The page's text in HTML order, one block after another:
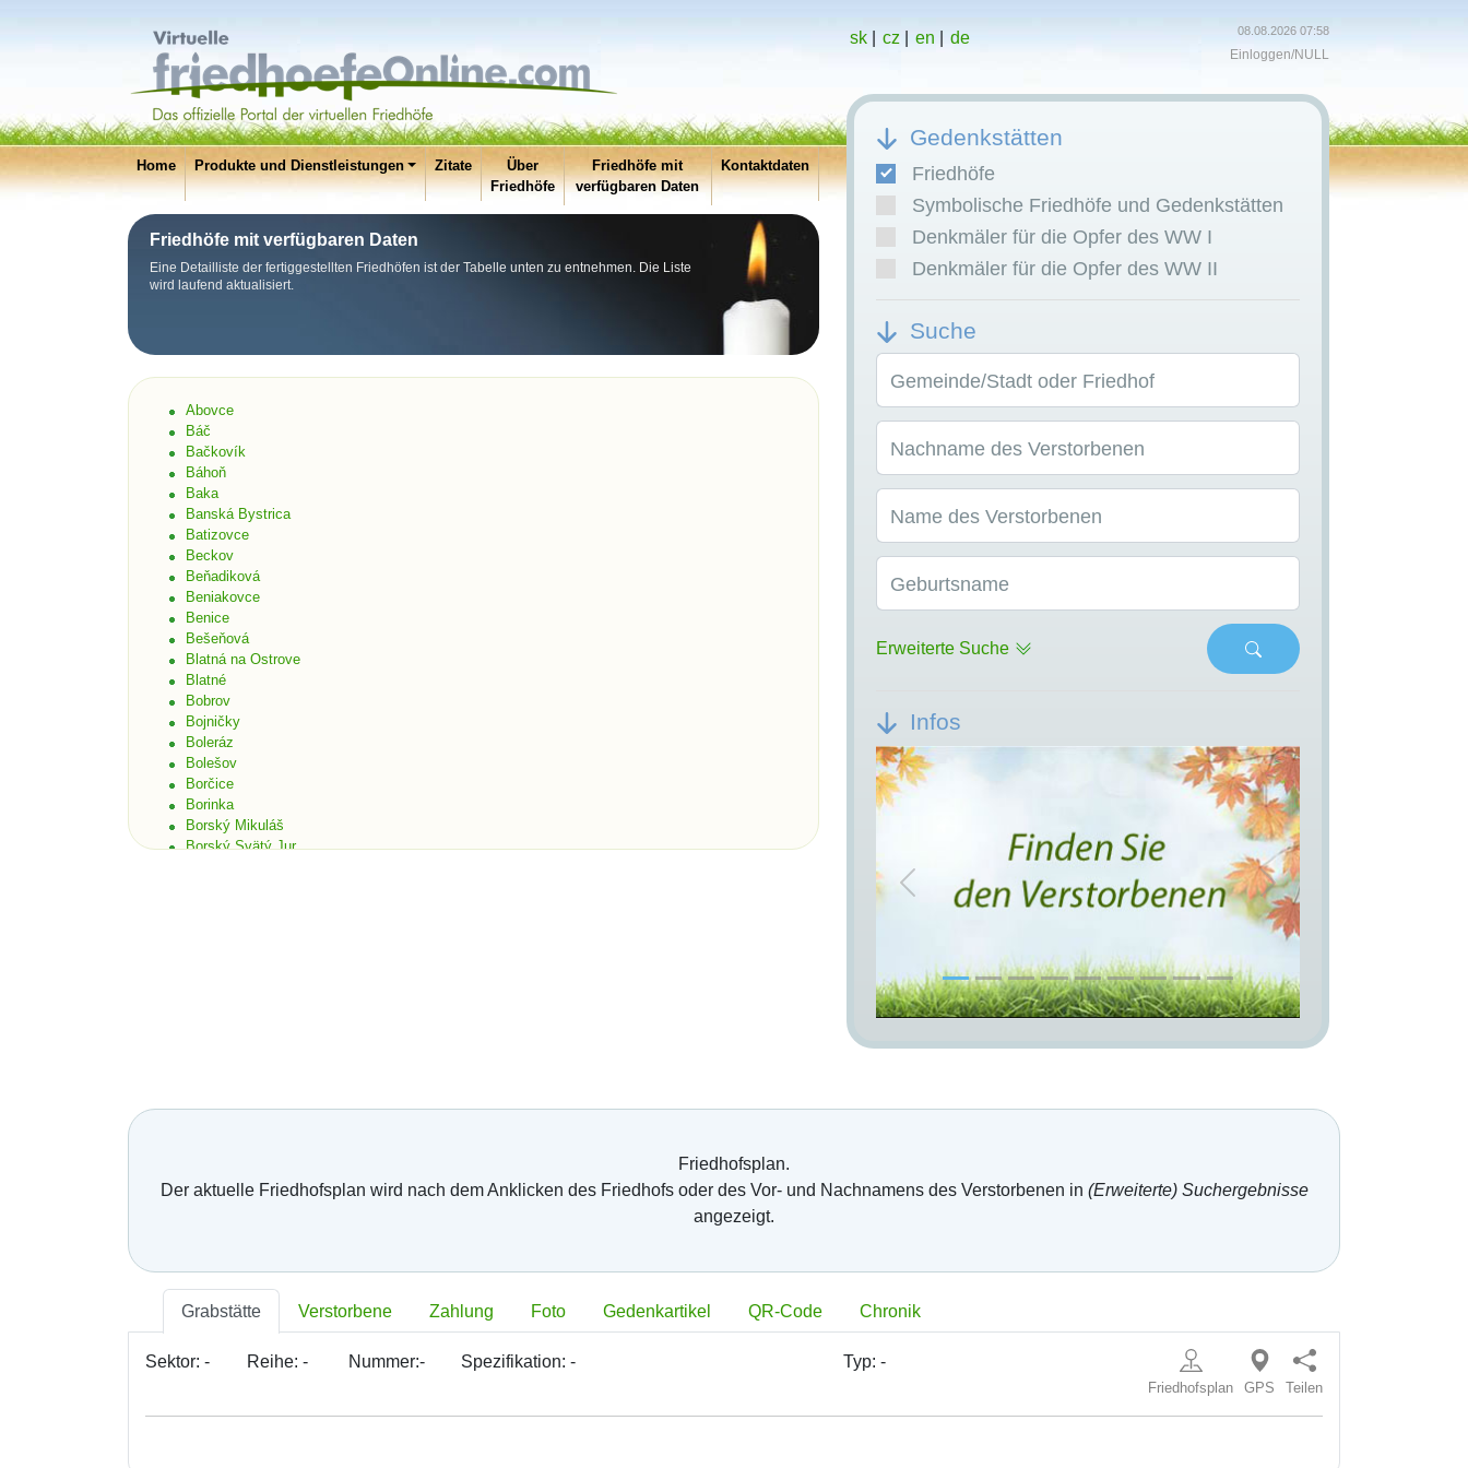
Home Produkte und Dienstleistungen Zitate
Über
Friedhöfe
Friedhöfe mit
verfügbaren Daten
Kontaktdaten
Friedhöfe mit verfügbaren Daten
Eine Detailliste der fertiggestellten Friedhöfen ist der Tabelle unten zu entnehmen. Die Liste
wird laufend aktualisiert.
sk| cz en de 08.08.2026 07:58
Einloggen/NULL
Gedenkstätten
Friedhöfe
Symbolische Friedhöfe und Gedenkstätten
Denkmäler für die Opfer des WW I
Denkmäler für die Opfer des WW II
Suche
Gemeinde/Stadt oder Friedhof
Nachname des Verstorbenen
Name des Verstorbenen
Geburtsname
Erweiterte Suche
Infos
Previous Next
Abovce
Báč
Bačkovík
Báhoň
Baka
Banská Bystrica
Batizovce
Beckov
Beňadiková
Beniakovce
Benice
Bešeňová
Blatná na Ostrove
Blatné
Bobrov
Bojničky
Boleráz
Bolešov
Borčice
Borinka
Borský Mikuláš
Borský Svätý Jur
Brekov
Buková
Buzica
Friedhofsplan.
Der aktuelle Friedhofsplan wird nach dem Anklicken des Friedhofs oder des Vor- und Nachnamens des Verstorbenen in (Erweiterte) Suchergebnisse
angezeigt.
Grabstätte Verstorbene Zahlung Foto Gedenkartikel QR-Code Chronik
Sektor: - Reihe:- Nummer:- Spezifikation:- Typ: -
Friedhofsplan GPS Teilen